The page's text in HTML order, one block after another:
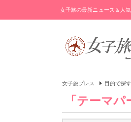
女子旅の最新ニュース＆人
女子旅プレス 目的で探
「テーマ